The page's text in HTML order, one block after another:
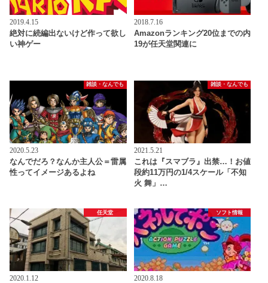
2019.4.15
絶対に続編出ないけど作って欲し
い神ゲー
2018.7.16
Amazonランキング20位までの内
19が任天堂関連に
雑談・なんでも
2020.5.23
なんでだろ？なんか主人公＝雷属
性ってイメージあるよね
雑談・なんでも
2021.5.21
これは『スマブラ』出禁…！お値
段約11万円の1/4スケール「不知
火 舞」…
任天堂
2020.1.12
ソフト情報
2020.8.18